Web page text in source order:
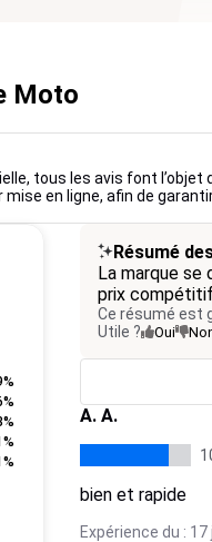
Moto
tous les avis font l’objet
en ligne, afin de
Résumé
La marque
prix
Ce résumé est
Utile ?
Oui
A. A.
bien et rapide
Expérience du : 17